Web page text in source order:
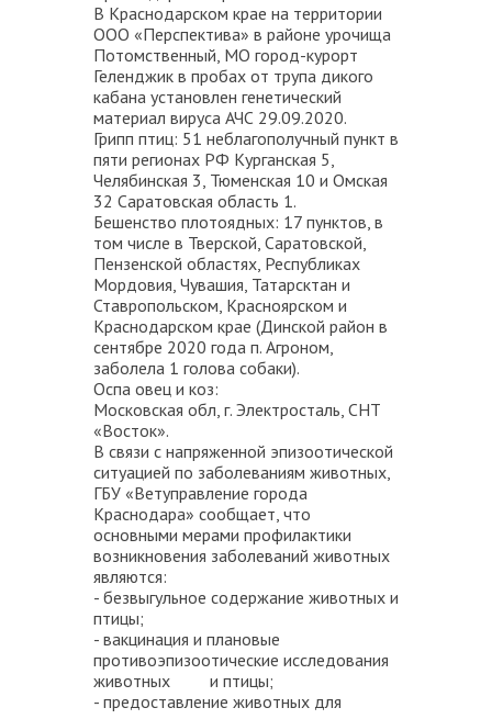
В Краснодарском крае на территории
ООО «Перспектива» в районе урочища
Потомственный, МО город-курорт
Геленджик в пробах от трупа дикого
кабана установлен генетический
материал вируса АЧС 29.09.2020.
Грипп птиц: 51 неблагополучный пункт в
пяти регионах РФ Курганская 5,
Челябинская 3, Тюменская 10 и Омская
32 Саратовская область 1.
Бешенство плотоядных: 17 пунктов, в
том числе в Тверской, Саратовской,
Пензенской областях, Республиках
Мордовия, Чувашия, Татарсктан и
Ставропольском, Красноярском и
Краснодарском крае (Динской район в
сентябре 2020 года п. Агроном,
заболела 1 голова собаки).
Оспа овец и коз:
Московская обл, г. Электросталь, СНТ
«Восток».
В связи с напряженной эпизоотической
ситуацией по заболеваниям животных,
ГБУ «Ветуправление города
Краснодара» сообщает, что
основными мерами профилактики
возникновения заболеваний животных
являются:
- безвыгульное содержание животных и
птицы;
- вакцинация и плановые
противоэпизоотические исследования
животных и птицы;
- предоставление животных для